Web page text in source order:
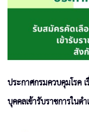
ประกาศกรมควบคุมโรค
บุคคลเข้ารับราชการใน